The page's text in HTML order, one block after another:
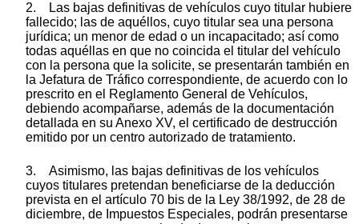
2. Las bajas definitivas de vehículos cuyo titular hubiere
fallecido; las de aquéllos, cuyo titular sea una persona
jurídica; un menor de edad o un incapacitado; así como
todas aquéllas en que no coincida el titular del vehículo
con la persona que la solicite, se presentarán también en
la Jefatura de Tráfico correspondiente, de acuerdo con lo
prescrito en el Reglamento General de Vehículos,
debiendo acompañarse, además de la documentación
detallada en su Anexo XV, el certificado de destrucción
emitido por un centro autorizado de tratamiento.
3. Asimismo, las bajas definitivas de los vehículos
cuyos titulares pretendan beneficiarse de la deducción
prevista en el artículo 70 bis de la Ley 38/1992, de 28 de
diciembre, de Impuestos Especiales, podrán presentarse